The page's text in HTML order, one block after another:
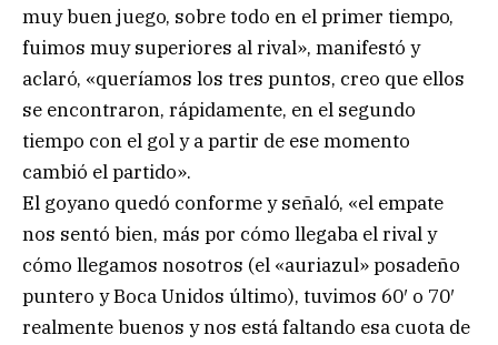
muy buen juego, sobre todo en el primer tiempo,
fuimos muy superiores al rival», manifestó y
aclaró, «queríamos los tres puntos, creo que ellos
se encontraron, rápidamente, en el segundo
tiempo con el gol y a partir de ese momento
cambió el partido».
El goyano quedó conforme y señaló, «el empate
nos sentó bien, más por cómo llegaba el rival y
cómo llegamos nosotros (el «auriazul» posadeño
puntero y Boca Unidos último), tuvimos 60′ o 70′
realmente buenos y nos está faltando esa cuota de